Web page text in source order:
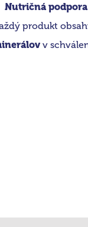
Nutričná
produkt
v